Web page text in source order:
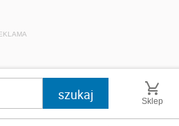
Sklep